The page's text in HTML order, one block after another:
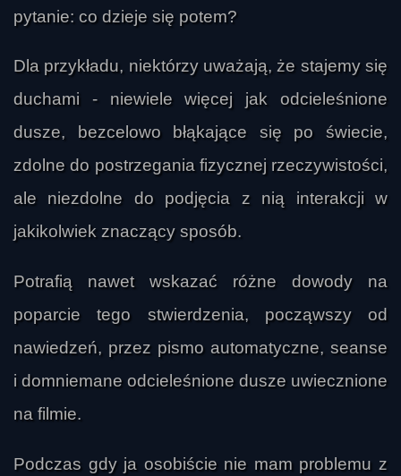
pytanie: co dzieje się potem?
Dla przykładu, niektórzy uważają, że stajemy się
duchami - niewiele więcej jak odcieleśnione
dusze, bezcelowo błąkające się po świecie,
zdolne do postrzegania fizycznej rzeczywistości,
ale niezdolne do podjęcia z nią interakcji w
jakikolwiek znaczący sposób.
Potrafią nawet wskazać różne dowody na
poparcie tego stwierdzenia, począwszy od
nawiedzeń, przez pismo automatyczne, seanse
i domniemane odcieleśnione dusze uwiecznione
na filmie.
Podczas gdy ja osobiście nie mam problemu z